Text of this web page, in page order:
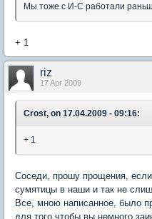
Мы тоже с И-С работали
+ 1
riz
17 Apr 2009
Crost, on 17.04.2009 - 09:16:
+ 1
Соседи, прошу прощения,
сумятицы в наши и так не
Все, мною написанное, было
для того чтобы вы немного